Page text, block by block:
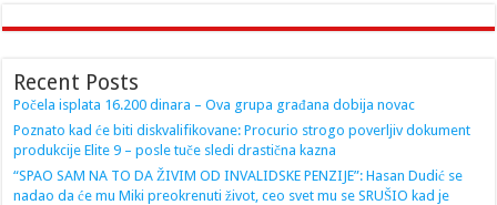
Recent Posts
Počela isplata 16.200 dinara – Ova grupa građana dobija novac
Poznato kad će biti diskvalifikovane: Procurio strogo poverljiv dokument
produkcije Elite 9 – posle tuče sledi drastična kazna
“SPAO SAM NA TO DA ŽIVIM OD INVALIDSKE PENZIJE”: Hasan Dudić se
nadao da će mu Miki preokrenuti život, ceo svet mu se SRUŠIO kad je